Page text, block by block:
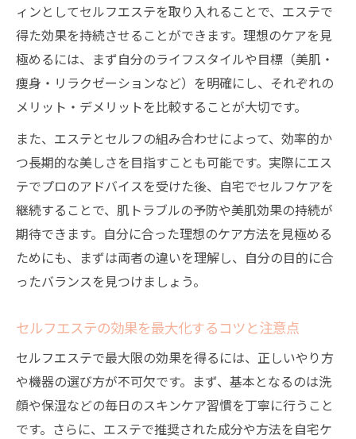
自宅エステで痩身効果を引き出す実践的な
方法
セルフエステ体験談から学ぶ失敗と成功の
違い
エステとセルフの痩身効果を比較し理解す
るポイント
自宅エステの痩身効果を感じるための工夫
とコツ
セルフエステで痩せた人のリアルな習慣と
注意点
顔へのセルフケアで注意したい失敗例
トを解説
顔へのセルフエステやり方と失敗を防ぐコ
ツ
エステ式セルフ顔マッサージのリスクと安
全対策
ィンとしてセルフエステを取り入れることで、エステで
得た効果を持続させることができます。理想のケアを見
極めるには、まず自分のライフスタイルや目標（美肌・
痩身・リラクゼーションなど）を明確にし、それぞれの
メリット・デメリットを比較することが大切です。
また、エステとセルフの組み合わせによって、効率的か
つ長期的な美しさを目指すことも可能です。実際にエス
テでプロのアドバイスを受けた後、自宅でセルフケアを
継続することで、肌トラブルの予防や美肌効果の持続が
期待できます。自分に合った理想のケア方法を見極める
ためにも、まずは両者の違いを理解し、自分の目的に合
ったバランスを見つけましょう。
セルフエステの効果を最大化するコツと注意点
セルフエステで最大限の効果を得るには、正しいやり方
や機器の選び方が不可欠です。まず、基本となるのは洗
顔や保湿などの毎日のスキンケア習慣を丁寧に行うこと
です。さらに、エステで推奨された成分や方法を自宅ケ